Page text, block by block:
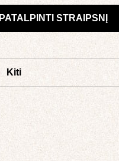
PATALPINTI STRAIPSNĮ
Kiti